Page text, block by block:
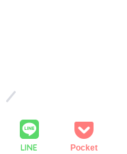
LINE Pocket